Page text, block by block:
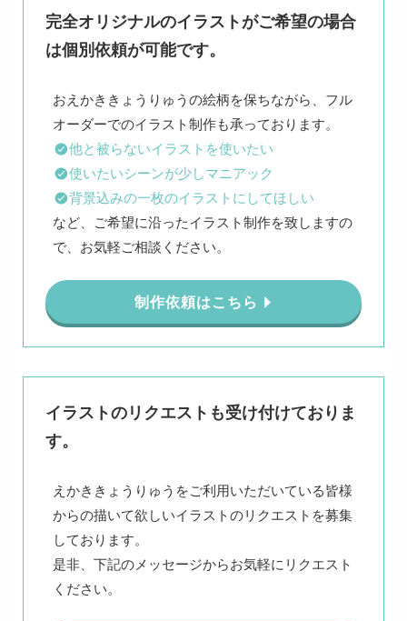
完全オリジナルのイラストがご希望の場合
は個別依頼が可能です。
おえかききょうりゅうの絵柄を保ちながら、フル
他と被らないイラストを使いたい
使いたいシーンが少しマニアック
背景込みの一枚のイラストにしてほしい
など、ご希望に沿ったイラスト制作を致しますの
で、お気軽ご相談ください。
制作依頼はこちら
イラストのリクエストも受け付けておりま
す。
えかききょうりゅうをご利用いただいている皆様
からの描いて欲しいイラストのリクエストを募集
しております。
是非、下記のメッセージからお気軽にリクエスト
ください。